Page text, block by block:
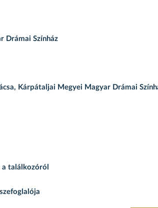
Drámai Színház
Kárpátaljai Megyei Magyar Drámai
találkozóról